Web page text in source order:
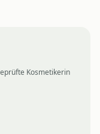
Kosmetikerin